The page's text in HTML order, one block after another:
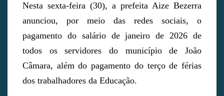
Nesta sexta-feira (30), a prefeita Aize Bezerra
anunciou, por meio das redes sociais, o
pagamento do salário de janeiro de 2026 de
todos os servidores do município de João
Câmara, além do pagamento do terço de férias
dos trabalhadores da Educação.